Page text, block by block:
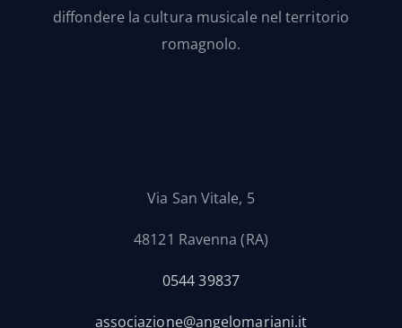
diffondere la cultura musicale nel territorio
romagnolo.
Via San Vitale, 5
48121 Ravenna (RA)
0544 39837
associazione@angelomariani.it